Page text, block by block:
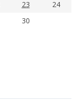
23
24
30